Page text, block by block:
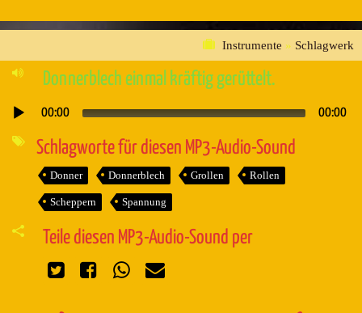
Instrumente » Schlagwerk
Donnerblech einmal kräftig gerüttelt.
Audio-
00:00 00:00
Schlagworte für diesen MP3-Audio-Sound
Donner Donnerblech Grollen Rollen
Scheppern Spannung
Teile diesen MP3-Audio-Sound per